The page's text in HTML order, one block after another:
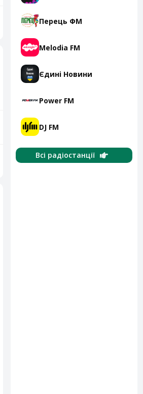
Перець ФМ
Melodia FM
Єдині Новини
Power FM
DJ FM
Всі радіостанції